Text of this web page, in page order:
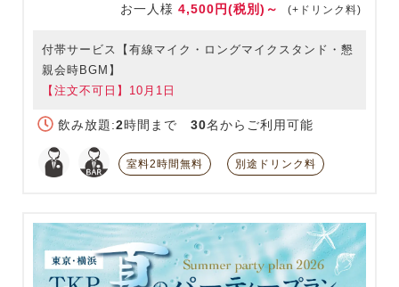
お一人様 4,500円(税別)～ (+ドリンク料)
付帯サービス【有線マイク・ロングマイクスタンド・懇
親会時BGM】
【注文不可日】10月1日
飲み放題:2時間まで 30名からご利用可能
室料2時間無料 別途ドリンク料